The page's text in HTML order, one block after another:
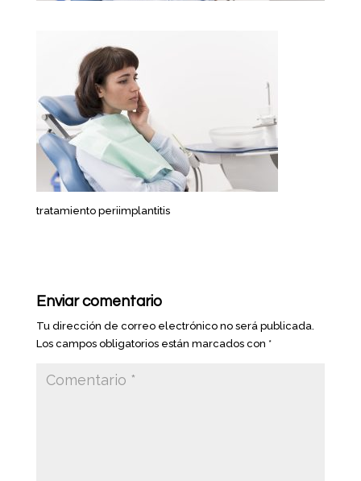
tratamiento periimplantitis
Enviar comentario
Tu dirección de correo electrónico no será publicada.
Los campos obligatorios están marcados con *